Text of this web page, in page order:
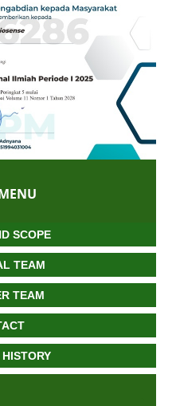
SCOPE
TEAM
TEAM